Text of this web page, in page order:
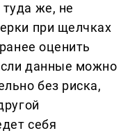
же, не
при щелчках
оценить
данные можно
без риска,
себя